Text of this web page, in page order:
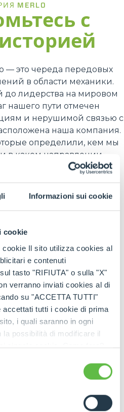
Informazioni sui cookie
cookie
cookie Il sito utilizza cookies al
e contenuti
tasto "RIFIUTA" o sulla "X"
verranno inviati cookies al di
su "ACCETTA TUTTI"
tutti i cookie di prima
i quali saranno in ogni
possibilità di modificare il
singolo cookie. Come fare?
il suo consenso" e
footer presente in ogni
riconosciuti all'interessato ai
MERLO
с
— это череда передовых
в области механики.
лидерства на мировом
нашего пути отмечен
и нерушимой связью с
наша компания.
определили, кем мы
в каком направлении
ИСТОРИИ